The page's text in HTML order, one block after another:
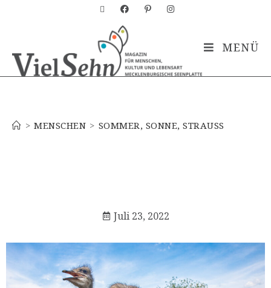
MENÜ
> MENSCHEN > SOMMER, SONNE, STRAUSS
Juli 23, 2022